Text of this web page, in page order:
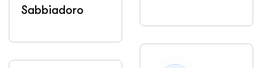
Sabbiadoro